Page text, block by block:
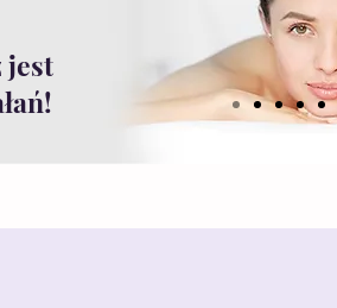
jest